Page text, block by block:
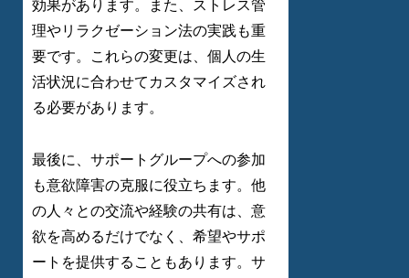
効果があります。また、ストレス管
理やリラクゼーション法の実践も重
要です。これらの変更は、個人の生
活状況に合わせてカスタマイズされ
る必要があります。
最後に、サポートグループへの参加
も意欲障害の克服に役立ちます。他
の人々との交流や経験の共有は、意
欲を高めるだけでなく、希望やサポ
ートを提供することもあります。サ